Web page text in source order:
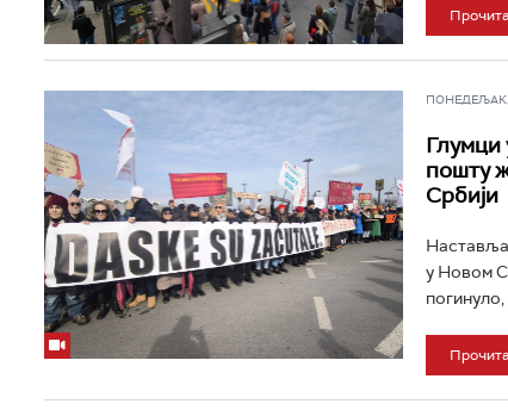
ПОНЕДЕЉАК,
Глумци
пошту
Србији
у Новом
погинуло,